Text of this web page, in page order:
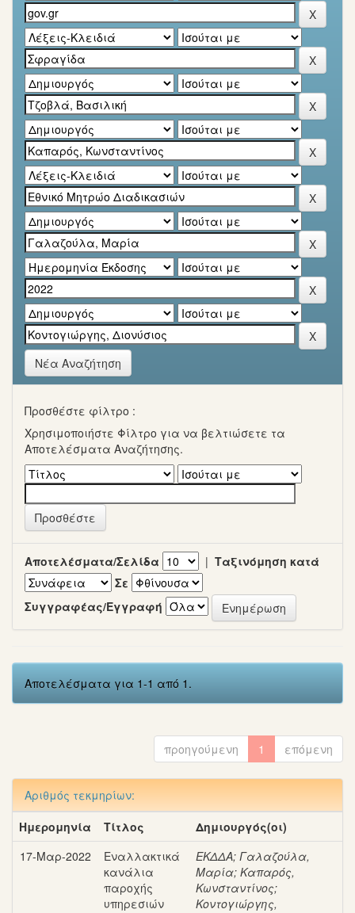
Νέα Αναζήτηση
Προσθέστε φίλτρο :
Χρησιμοποιήστε Φίλτρο για να βελτιώσετε τα
Αποτελέσματα Αναζήτησης.
Αποτελέσματα/Σελίδα | Ταξινόμηση κατά
Σε
Συγγραφέας/Εγγραφή
Αποτελέσματα για 1-1 από 1.
προηγούμενη 1 επόμενη
Αριθμός τεκμηρίων:
Ημερομηνία
Τίτλος
Δημιουργός(οι)
17-Μαρ-2022
Εναλλακτικά
κανάλια
παροχής
υπηρεσιών
ΕΚΔΔΑ; Γαλαζούλα,
Μαρία; Καπαρός,
Κωνσταντίνος;
Κοντογιώργης,